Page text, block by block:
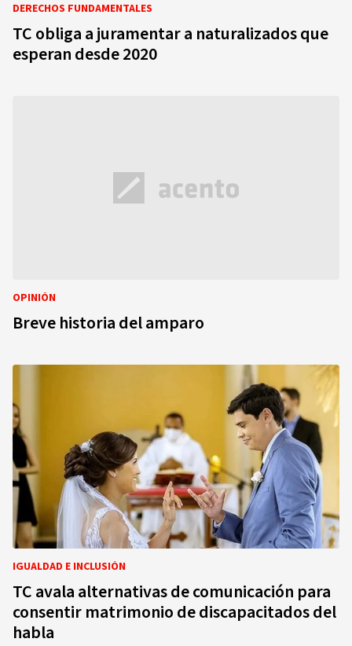
DERECHOS FUNDAMENTALES
TC obliga a juramentar a naturalizados que
esperan desde 2020
OPINIÓN
Breve historia del amparo
IGUALDAD E INCLUSIÓN
TC avala alternativas de comunicación para
consentir matrimonio de discapacitados del
habla